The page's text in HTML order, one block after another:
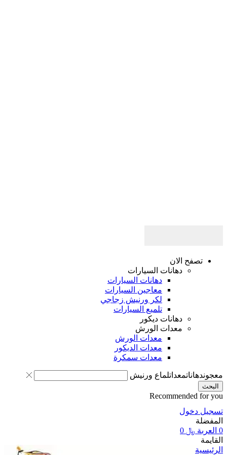
الان
دهانات السيارات
دهانات السيارات
معاجين السيارات
لكر ورنيش زجاجي
تلميع السيارات
دهانات ديكور
معدات الورش
معدات الورش
معدات الديكور
معدات سمكرة
معداتلماع ورنيش
﷼0